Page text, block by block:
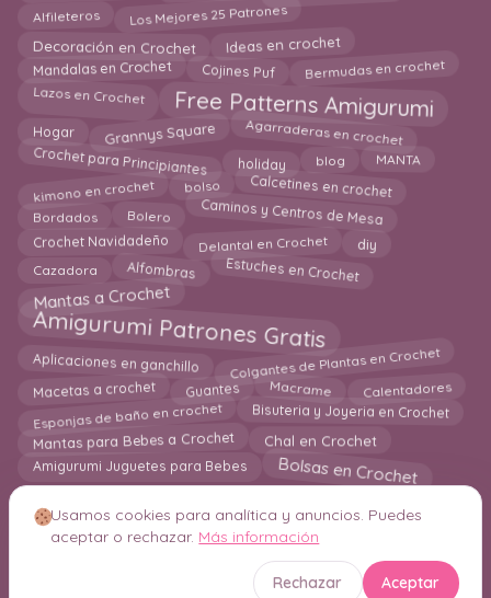
Alfileteros Los Mejores 25 Patrones
Decoración en Crochet Ideas en crochet
Mandalas en Crochet Cojines Puf Bermudas en crochet
Lazos en Crochet Free Patterns Amigurumi
Hogar Grannys Square Agarraderas en crochet
Crochet para Principiantes holiday blog MANTA
kimono en crochet bolso Calcetines en crochet
Bordados Bolero Caminos y Centros de Mesa
Crochet Navidadeño Delantal en Crochet diy
Cazadora Alfombras Estuches en Crochet
Mantas a Crochet
Amigurumi Patrones Gratis
Aplicaciones en ganchillo Colgantes de Plantas en Crochet
Macetas a crochet Guantes Macrame Calentadores
Esponjas de baño en crochet Bisuteria y Joyeria en Crochet
Mantas para Bebes a Crochet Chal en Crochet
Amigurumi Juguetes para Bebes Bolsas en Crochet
© 2026 Crochetisimo. Todos los derechos reservados.
Usamos cookies para analítica y anuncios. Puedes
aceptar o rechazar. Más información
Rechazar Aceptar